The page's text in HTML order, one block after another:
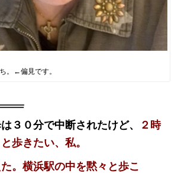
ち。←偏見です。
３０分で中断されたけど、
２時
歩きたい、私。
た。横浜駅の中を黙々と歩こ